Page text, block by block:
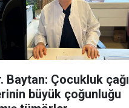
Baytan: Çocukluk çağı
büyük çoğunluğu